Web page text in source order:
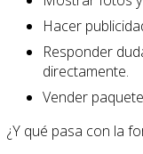
Hacer
Responder
directamente.
Vender
¿Y qué pasa con la